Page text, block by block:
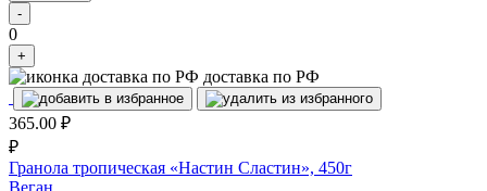
-
0
+
доставка по РФ
365.00 ₽
₽
Гранола тропическая «Настин Сластин», 450г
Веган